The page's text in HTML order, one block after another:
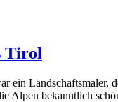
Tirol
ein Landschaftsmaler,
Alpen bekanntlich